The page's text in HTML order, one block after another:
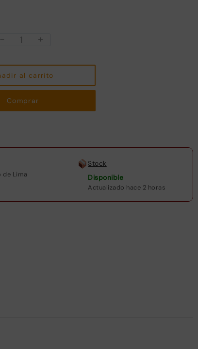
-
CAMA
NACIONAL
2
POSICIONES
cantidad
+
al carrito
Comprar
de Lima
Stock
Disponible
Actualizado hace 2 horas